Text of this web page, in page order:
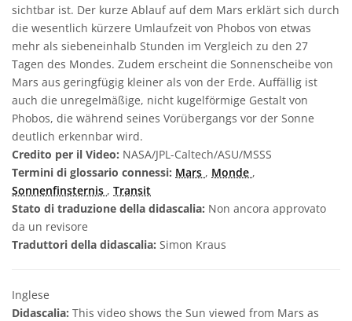
sichtbar ist. Der kurze Ablauf auf dem Mars erklärt sich durch
die wesentlich kürzere Umlaufzeit von Phobos von etwas
mehr als siebeneinhalb Stunden im Vergleich zu den 27
Tagen des Mondes. Zudem erscheint die Sonnenscheibe von
Mars aus geringfügig kleiner als von der Erde. Auffällig ist
auch die unregelmäßige, nicht kugelförmige Gestalt von
Phobos, die während seines Vorübergangs vor der Sonne
deutlich erkennbar wird.
Credito per il Video: NASA/JPL-Caltech/ASU/MSSS
Termini di glossario connessi: Mars , Monde ,
Sonnenfinsternis , Transit
Stato di traduzione della didascalia: Non ancora approvato
da un revisore
Traduttori della didascalia: Simon Kraus
Inglese
Didascalia: This video shows the Sun viewed from Mars as